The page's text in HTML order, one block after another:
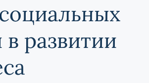
в развитии